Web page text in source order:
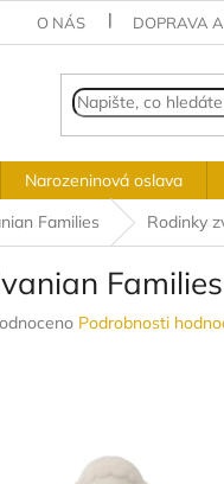
O NÁS DOPRAVA
Narozeninová oslava
Families Rodinky
Podrobnosti